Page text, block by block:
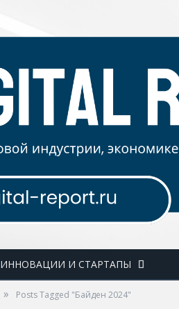
ИННОВАЦИИ И СТАРТАПЫ
» Posts Tagged "Байден 2024"